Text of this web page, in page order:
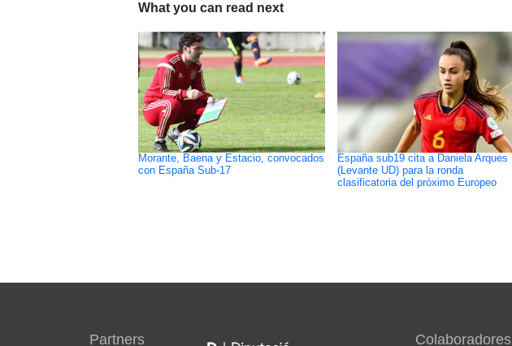
What you can read next
Morante, Baena y Estacio, convocados
con España Sub-17
España sub19 cita a Daniela Arques
(Levante UD) para la ronda
clasificatoria del próximo Europeo
Partners
Colaboradores